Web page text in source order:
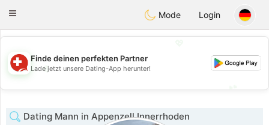
Suissi
Toggle
Mode Login
💖
💕
Finde deinen perfekten Partner
Lade jetzt unsere Dating-App herunter!
Dating Mann in Appenzell Innerrhoden